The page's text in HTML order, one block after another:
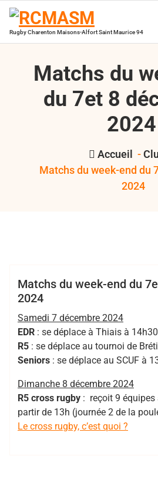
Aller
au
contenu
Rugby Charenton Maisons-Alfort Saint Maurice 94
Matchs du
du 7et 8
2024
Accueil -
Matchs du week-end du
2024
Club EDR R5 Seniors
Matchs du week-end du
2024
Samedi 7 décembre 2024
EDR : se déplace à Thiais à 14h30
R5 : se déplace au tournoi de
Seniors : se déplace au SCUF à
Dimanche 8 décembre 2024
R5 cross rugby : reçoit 9
partir de 13h (journée 2 de la
Le cross rugby, c’est quoi ?